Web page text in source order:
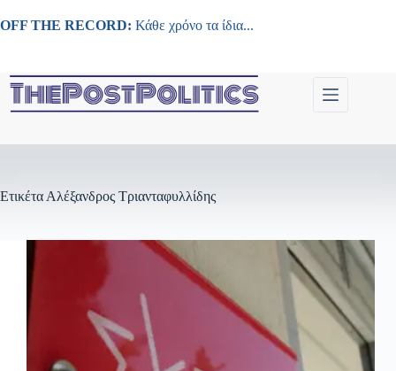
στο
OFF THE RECORD: Κάθε χρόνο τα ίδια...
Ετικέτα Αλέξανδρος Τριανταφυλλίδης